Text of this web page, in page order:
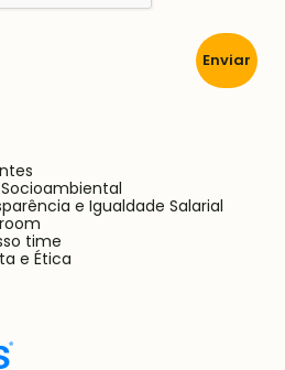
e Igualdade Salarial
time
e Ética
Enviar